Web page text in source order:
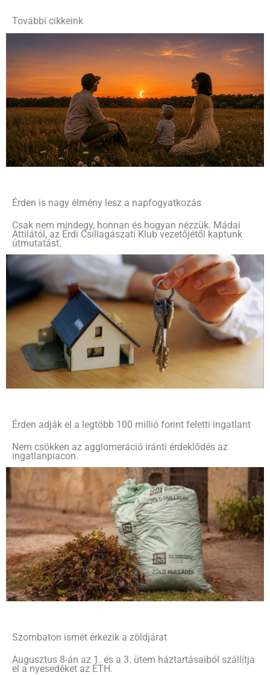
További cikkeink
Érden is nagy élmény lesz a napfogyatkozás
Csak nem mindegy, honnan és hogyan nézzük. Mádai
Attilától, az Érdi Csillagászati Klub vezetőjétől kaptunk
útmutatást.
Érden adják el a legtöbb 100 millió forint feletti ingatlant
Nem csökken az agglomeráció iránti érdeklődés az
ingatlanpiacon.
Szombaton ismét érkezik a zöldjárat
Augusztus 8-án az 1. és a 3. ütem háztartásaiból szállítja
el a nyesedéket az ÉTH.